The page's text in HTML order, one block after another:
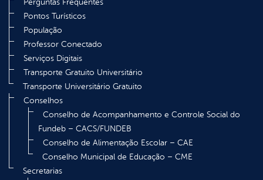
Perguntas Frequentes
Pontos Turísticos
População
Professor Conectado
Serviços Digitais
Transporte Gratuito Universitário
Transporte Universitário Gratuito
Conselhos
Conselho de Acompanhamento e Controle Social do
Fundeb – CACS/FUNDEB
Conselho de Alimentação Escolar – CAE
Conselho Municipal de Educação – CME
Secretarias